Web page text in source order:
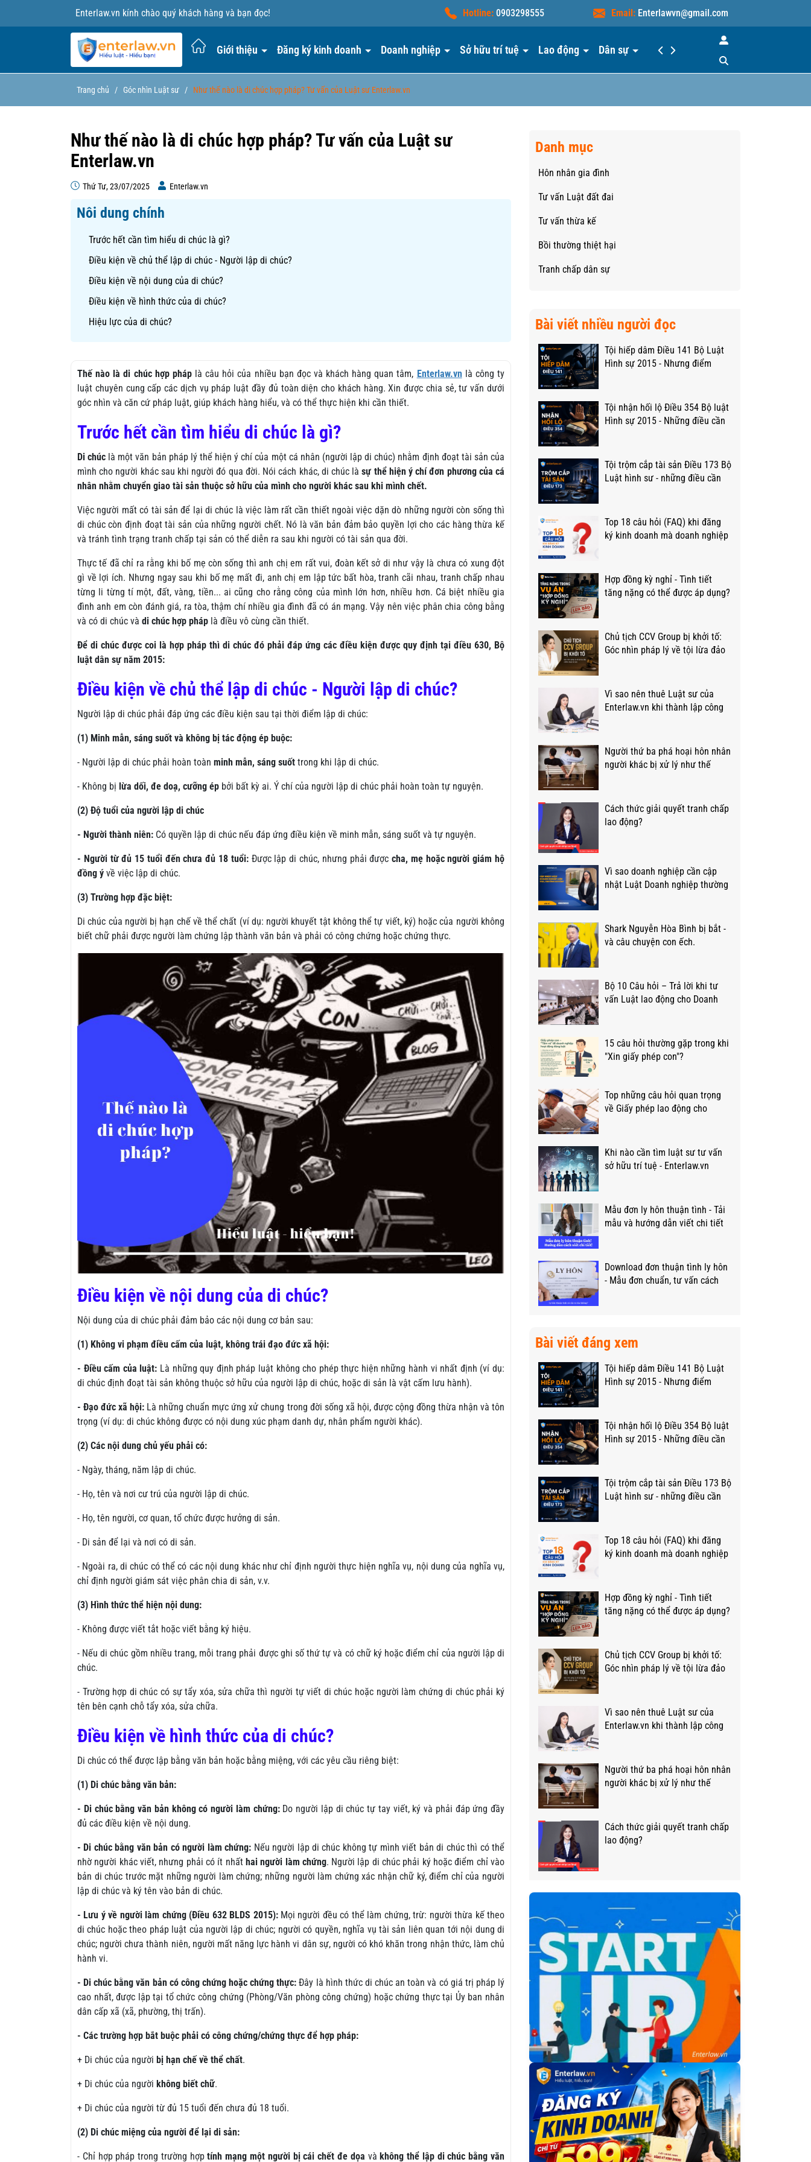
Enterlaw.vn kính chào quý khách hàng và bạn đọc! Hotline: 0903298555 Email: Enterlawvn@gmail.com
Giới thiệu Đăng ký kinh doanh Doanh nghiệp Sở hữu trí tuệ Lao động Dân sự Hiểu luật
Trang chủ / Góc nhìn Luật sư / Như thế nào là di chúc hợp pháp? Tư vấn của Luật sư Enterlaw.vn
Như thế nào là di chúc hợp pháp? Tư vấn của Luật sư
Enterlaw.vn
Thứ Tư, 23/07/2025 Enterlaw.vn
Nôi dung chính
Trước hết cần tìm hiểu di chúc là gì?
Điều kiện về chủ thể lập di chúc - Người lập di chúc?
Điều kiện về nội dung của di chúc?
Điều kiện về hình thức của di chúc?
Hiệu lực của di chúc?
Thế nào là di chúc hợp pháplà câu hỏi của nhiều bạn đọc và khách hàng quan tâm, Enterlaw.vn là công ty
luật chuyên cung cấp các dịch vụ pháp luật đầy đủ toàn diện cho khách hàng. Xin được chia sẻ, tư vấn dưới
góc nhìn và căn cứ pháp luật, giúp khách hàng hiểu, và có thể thực hiện khi cần thiết.
Trước hết cần tìm hiểu di chúc là gì?
Di chúc là một văn bản pháp lý thể hiện ý chí của một cá nhân (người lập di chúc) nhằm định đoạt tài sản của
mình cho người khác sau khi người đó qua đời. Nói cách khác, di chúc làsự thể hiện ý chí đơn phương của cá
nhân nhằm chuyển giao tài sản thuộc sở hữu của mình cho người khác sau khi mình chết.
Việc người mất có tài sản để lại di chúc là việc làm rất cần thiết ngoài việc dặn dò những người còn sống thì
di chúc còn định đoạt tài sản của những người chết. Nó là văn bản đảm bảo quyền lợi cho các hàng thừa kế
và tránh tình trạng tranh chấp tại sản có thể diễn ra sau khi người có tài sản qua đời.
Thực tế đã chỉ ra rằng khi bố mẹ còn sống thì anh chị em rất vui, đoàn kết sở di như vậy là chưa có xung đột
gì về lợi ích. Nhưng ngay sau khi bố mẹ mất đi, anh chị em lập tức bất hòa, tranh cãi nhau, tranh chấp nhau
từng li từng tí một, đất, vàng, tiền... ai cũng cho rằng công của mình lớn hơn, nhiều hơn. Cá biệt nhiều gia
đình anh em còn đánh giá, ra tòa, thậm chí nhiều gia đình đã có án mạng. Vậy nên việc phân chia công bằng
và có di chúc và di chúc hợp pháp là điều vô cùng cần thiết.
Để di chúc được coi là hợp pháp thì di chúc đó phải đáp ứng các điều kiện được quy định tại điều 630, Bộ
luật dân sự năm 2015:
Điều kiện về chủ thể lập di chúc - Người lập di chúc?
Người lập di chúc phải đáp ứng các điều kiện sau tại thời điểm lập di chúc:
(1) Minh mẫn, sáng suốt và không bị tác động ép buộc:
- Người lập di chúc phải hoàn toàn minh mẫn, sáng suốt trong khi lập di chúc.
- Không bị lừa dối, đe doạ, cưỡng ép bởi bất kỳ ai. Ý chí của người lập di chúc phải hoàn toàn tự nguyện.
(2) Độ tuổi của người lập di chúc
- Người thành niên: Có quyền lập di chúc nếu đáp ứng điều kiện về minh mẫn, sáng suốt và tự nguyện.
- Người từ đủ 15 tuổi đến chưa đủ 18 tuổi:Được lập di chúc, nhưng phải đượccha, mẹ hoặc người giám hộ
đồng ý về việc lập di chúc.
(3) Trường hợp đặc biệt:
Di chúc của người bị hạn chế về thể chất (ví dụ: người khuyết tật không thể tự viết, ký) hoặc của người không
biết chữ phải được người làm chứng lập thành văn bản và phải có công chứng hoặc chứng thực.
Điều kiện về nội dung của di chúc?
Nội dung của di chúc phải đảm bảo các nội dung cơ bản sau:
(1) Không vi phạm điều cấm của luật, không trái đạo đức xã hội:
- Điều cấm của luật: Là những quy định pháp luật không cho phép thực hiện những hành vi nhất định (ví dụ:
di chúc định đoạt tài sản không thuộc sở hữu của người lập di chúc, hoặc di sản là vật cấm lưu hành).
- Đạo đức xã hội: Là những chuẩn mực ứng xử chung trong đời sống xã hội, được cộng đồng thừa nhận và tôn
trọng (ví dụ: di chúc không được có nội dung xúc phạm danh dự, nhân phẩm người khác).
(2) Các nội dung chủ yếu phải có:
- Ngày, tháng, năm lập di chúc.
- Họ, tên và nơi cư trú của người lập di chúc.
- Họ, tên người, cơ quan, tổ chức được hưởng di sản.
- Di sản để lại và nơi có di sản.
- Ngoài ra, di chúc có thể có các nội dung khác như chỉ định người thực hiện nghĩa vụ, nội dung của nghĩa vụ,
chỉ định người giám sát việc phân chia di sản, v.v.
(3) Hình thức thể hiện nội dung:
- Không được viết tắt hoặc viết bằng ký hiệu.
- Nếu di chúc gồm nhiều trang, mỗi trang phải được ghi số thứ tự và có chữ ký hoặc điểm chỉ của người lập di
chúc.
- Trường hợp di chúc có sự tẩy xóa, sửa chữa thì người tự viết di chúc hoặc người làm chứng di chúc phải ký
tên bên cạnh chỗ tẩy xóa, sửa chữa.
Điều kiện về hình thức của di chúc?
Di chúc có thể được lập bằng văn bản hoặc bằng miệng, với các yêu cầu riêng biệt:
(1) Di chúc bằng văn bản:
- Di chúc bằng văn bản không có người làm chứng:Do người lập di chúc tự tay viết, ký và phải đáp ứng đầy
đủ các điều kiện về nội dung.
- Di chúc bằng văn bản có người làm chứng: Nếu người lập di chúc không tự mình viết bản di chúc thì có thể
nhờ người khác viết, nhưng phải có ít nhất hai người làm chứng. Người lập di chúc phải ký hoặc điểm chỉ vào
bản di chúc trước mặt những người làm chứng; những người làm chứng xác nhận chữ ký, điểm chỉ của người
lập di chúc và ký tên vào bản di chúc.
- Lưu ý về người làm chứng (Điều 632 BLDS 2015):Mọi người đều có thể làm chứng, trừ: người thừa kế theo
di chúc hoặc theo pháp luật của người lập di chúc; người có quyền, nghĩa vụ tài sản liên quan tới nội dung di
chúc; người chưa thành niên, người mất năng lực hành vi dân sự, người có khó khăn trong nhận thức, làm chủ
hành vi.
- Di chúc bằng văn bản có công chứng hoặc chứng thực: Đây là hình thức di chúc an toàn và có giá trị pháp lý
cao nhất, được lập tại tổ chức công chứng (Phòng/Văn phòng công chứng) hoặc chứng thực tại Ủy ban nhân
dân cấp xã (xã, phường, thị trấn).
- Các trường hợp bắt buộc phải có công chứng/chứng thực để hợp pháp:
+ Di chúc của người bị hạn chế về thể chất.
+ Di chúc của người không biết chữ.
+ Di chúc của người từ đủ 15 tuổi đến chưa đủ 18 tuổi.
(2) Di chúc miệng của người để lại di sản:
- Chỉ hợp pháp trong trường hợptính mạng một người bị cái chết đe dọa vàkhông thể lập di chúc bằng văn
Danh mục
Hôn nhân gia đình
Tư vấn Luật đất đai
Tư vấn thừa kế
Bồi thường thiệt hại
Tranh chấp dân sự
Bài viết nhiều người đọc
Tội hiếp dâm Điều 141 Bộ Luật
Hình sự 2015 - Nhưng điểm
Tội nhận hối lộ Điều 354 Bộ luật
Hình sự 2015 - Những điều cần
Tội trộm cắp tài sản Điều 173 Bộ
Luật hình sư - những điều cần
Top 18 câu hỏi (FAQ) khi đăng
ký kinh doanh mà doanh nghiệp
Hợp đồng kỳ nghỉ - Tình tiết
tăng nặng có thể được áp dụng?
Chủ tịch CCV Group bị khởi tố:
Góc nhìn pháp lý về tội lừa đảo
Vì sao nên thuê Luật sư của
Enterlaw.vn khi thành lập công
Người thứ ba phá hoại hôn nhân
người khác bị xử lý như thế
Cách thức giải quyết tranh chấp
lao động?
Vì sao doanh nghiệp cần cập
nhật Luật Doanh nghiệp thường
Shark Nguyễn Hòa Bình bị bắt -
và câu chuyện con ếch.
Bộ 10 Câu hỏi – Trả lời khi tư
vấn Luật lao động cho Doanh
15 câu hỏi thường gặp trong khi
"Xin giấy phép con"?
Top những câu hỏi quan trọng
về Giấy phép lao động cho
Khi nào cần tìm luật sư tư vấn
sở hữu trí tuệ - Enterlaw.vn
Mẫu đơn ly hôn thuận tình - Tải
mẫu và hướng dẫn viết chi tiết
Download đơn thuận tình ly hôn
- Mẫu đơn chuẩn, tư vấn cách
Bài viết đáng xem
Tội hiếp dâm Điều 141 Bộ Luật
Hình sự 2015 - Nhưng điểm
Tội nhận hối lộ Điều 354 Bộ luật
Hình sự 2015 - Những điều cần
Tội trộm cắp tài sản Điều 173 Bộ
Luật hình sư - những điều cần
Top 18 câu hỏi (FAQ) khi đăng
ký kinh doanh mà doanh nghiệp
Hợp đồng kỳ nghỉ - Tình tiết
tăng nặng có thể được áp dụng?
Chủ tịch CCV Group bị khởi tố:
Góc nhìn pháp lý về tội lừa đảo
Vì sao nên thuê Luật sư của
Enterlaw.vn khi thành lập công
Người thứ ba phá hoại hôn nhân
người khác bị xử lý như thế
Cách thức giải quyết tranh chấp
lao động?